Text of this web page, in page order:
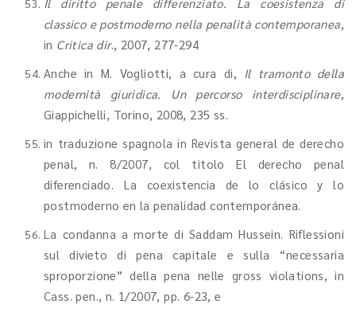
classico e postmoderno nella penalità contemporanea,
in Critica dir., 2007, 277-294
Anche in M. Vogliotti, a cura di,
Il tramonto della
modernità giuridica. Un percorso interdisciplinare,
Giappichelli, Torino, 2008, 235 ss.
in traduzione spagnola in Revista general de derecho
penal, n. 8/2007, col titolo El derecho penal
diferenciado. La coexistencia de lo clásico y lo
postmoderno en la penalidad contemporánea.
La condanna a morte di Saddam Hussein. Riflessioni
sul divieto di pena capitale e sulla “necessaria
sproporzione” della pena nelle gross violations, in
Cass. pen., n. 1/2007, pp. 6-23, e